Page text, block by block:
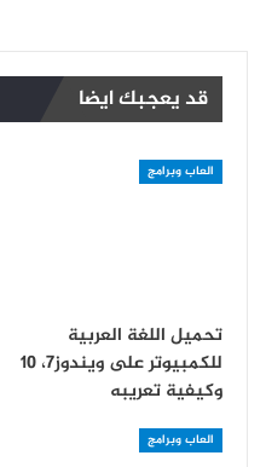
قد يعجبك ايضا
العاب وبرامج
تحميل اللغة العربية
للكمبيوتر على ويندوز7، 10
وكيفية تعريبه
العاب وبرامج